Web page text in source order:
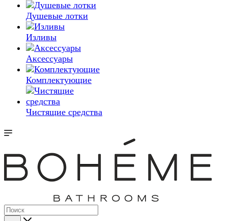
Душевые лотки
Изливы
Аксессуары
Комплектующие
Чистящие средства